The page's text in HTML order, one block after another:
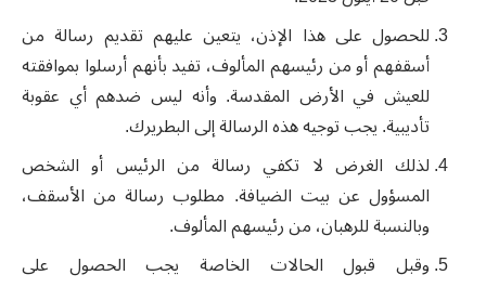
للحصول على هذا الإذن، يتعين عليهم تقديم رسالة من
أسقفهم أو من رئيسهم المألوف، تفيد بأنهم أرسلوا بموافقته
للعيش في الأرض المقدسة. وأنه ليس ضدهم أي عقوبة
تأديبية. يجب توجيه هذه الرسالة إلى البطريرك.
لذلك الغرض لا تكفي رسالة من الرئيس أو الشخص
المسؤول عن بيت الضيافة. مطلوب رسالة من الأسقف،
وبالنسبة للرهبان، من رئيسهم المألوف.
وقبل قبول الحالات الخاصة يجب الحصول على